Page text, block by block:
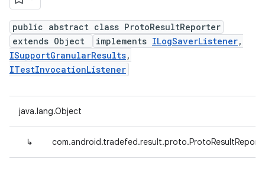
public abstract class ProtoResultReporter
extends Object
implements ILogSaverListener,
ISupportGranularResults,
ITestInvocationListener
java.lang.Object
↳